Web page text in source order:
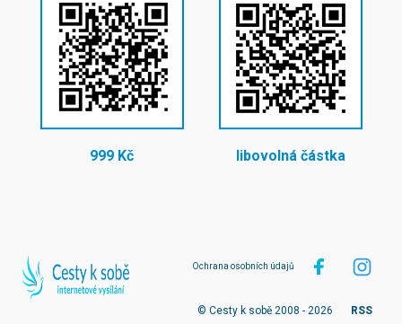
999 Kč libovolná částka
Ochrana osobních údajů
© Cesty k sobě 2008 - 2026 RSS